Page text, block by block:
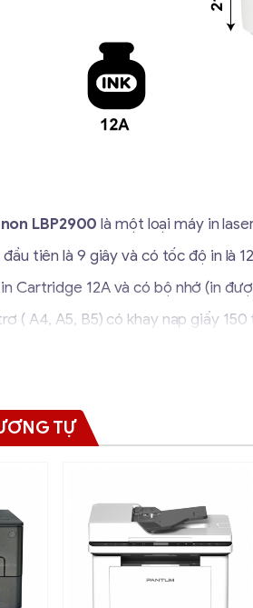
LBP2900 là một loại máy in
tiên là 9 giây và có tốc độ in là
Cartridge 12A và có bộ nhớ (in
( A4, A5, B5) có khay nạp giấy
12trang/phút (A4)
(2400 x 600 dpi tương
CAPT (Công nghệ in cải
Dùng bộ nhớ PC (bộ nhớ
TỰ